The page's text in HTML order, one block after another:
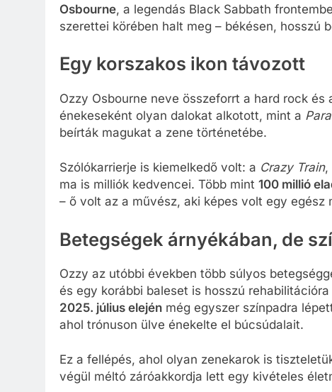
Osbourne, a legendás Black Sabbath
szerettei körében halt meg – békésen, hosszú
Egy korszakos ikon távozott
Ozzy Osbourne neve összeforrt a hard rock
énekeseként olyan dalokat alkotott, mint a
beírták magukat a zene történetébe.
Szólókarrierje is kiemelkedő volt: a Crazy Train,
ma is milliók kedvencei. Több mint 100 millió
– ő volt az a művész, aki képes volt egy egész
Betegségek árnyékában, de
Ozzy az utóbbi években több súlyos
és egy korábbi baleset is hosszú
2025. július elején még egyszer színpadra
ahol trónuson ülve énekelte el búcsúdalait.
Ez a fellépés, ahol olyan zenekarok is
végül méltó záróakkordja lett egy kivételes